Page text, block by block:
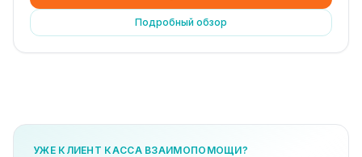
Подробный обзор
УЖЕ КЛИЕНТ КАССА ВЗАИМОПОМОЩИ?